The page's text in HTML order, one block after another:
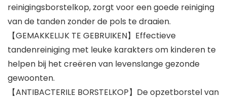
reinigingsborstelkop, zorgt voor een goede reiniging
van de tanden zonder de pols te draaien.
【GEMAKKELIJK TE GEBRUIKEN】Effectieve
tandenreiniging met leuke karakters om kinderen te
helpen bij het creëren van levenslange gezonde
gewoonten.
【ANTIBACTERILE BORSTELKOP】De opzetborstel van